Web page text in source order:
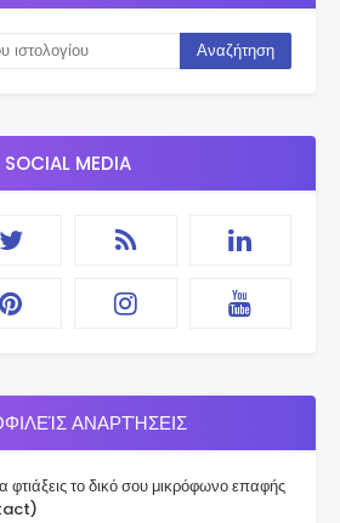
SOCIAL MEDIA
ΑΝΑΡΤΉΣΕΙΣ
φτιάξεις το δικό σου μικρόφωνο επαφής